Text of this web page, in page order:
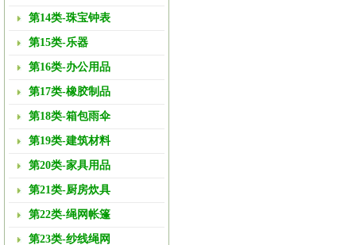
第14类-珠宝钟表
第15类-乐器
第16类-办公用品
第17类-橡胶制品
第18类-箱包雨伞
第19类-建筑材料
第20类-家具用品
第21类-厨房炊具
第22类-绳网帐篷
第23类-纱线绳网